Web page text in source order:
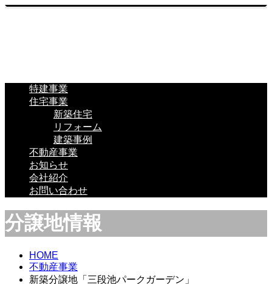
特建事業
住宅事業
新築住宅
リフォーム
建築事例
不動産事業
お知らせ
会社紹介
お問い合わせ
分譲地情報
HOME
不動産事業
新築分譲地「三段池パークガーデン」